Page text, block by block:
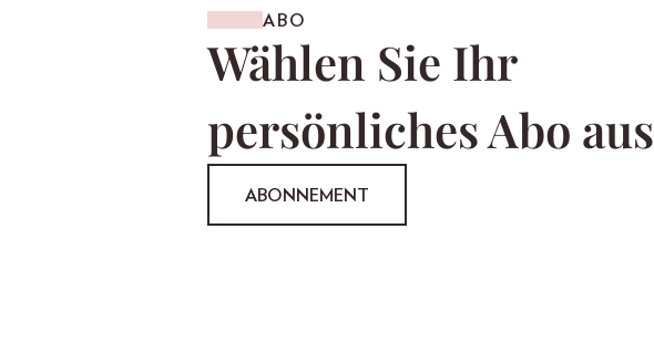
ABO
Wählen Sie Ihr
persönliches Abo aus
ABONNEMENT